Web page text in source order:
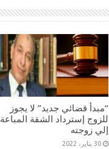
“مبدأ قضائي جديد” لا يجوز
للزوج إسترداد الشقة المباعة
إلي زوجته
30 يناير، 2022